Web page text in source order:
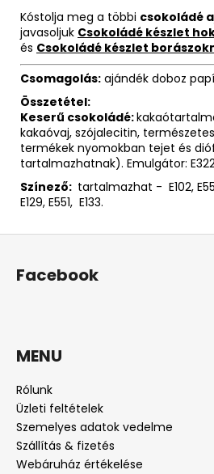
Kóstolja meg a többi csokoládé
javasoljuk Csokoládé készlet
és Csokoládé készlet
Csomagolás: ajándék doboz
Összetétel:
Keserű csokoládé:
kakaóvaj, szójalecitin,
termékek nyomokban tejet és
tartalmazhatnak). Emulgátor:
Színező: tartalmazhat - E102,
E129, E551, E133.
Facebook
MENU
Rólunk
Üzleti feltételek
Szemelyes adatok vedelme
Szállítás & fizetés
Webáruház értékelése